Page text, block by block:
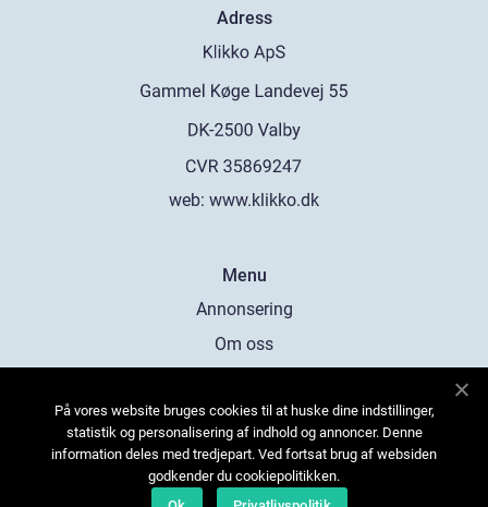
Adress
web: www.klikko.dk
Menu
Annonsering
Om oss
Kontakta oss
Sitemap
På vores website bruges cookies til at huske dine indstillinger,
statistik og personalisering af indhold og annoncer. Denne
information deles med tredjepart. Ved fortsat brug af websiden
godkender du cookiepolitikken.